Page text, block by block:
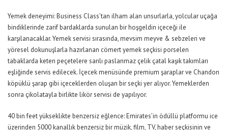
Yemek deneyimi: Business Class’tan ilham alan unsurlarla, yolcular uçağa
bindiklerinde zarif bardaklarda sunulan bir hoşgeldin içeceği ile
karşılanacaklar. Yemek servisi sırasında, mevsim meyve & sebzeleri ve
yöresel dokunuşlarla hazırlanan cömert yemek seçkisi porselen
tabaklarda keten peçetelere sarılı paslanmaz çelik çatal kaşık takımları
eşliğinde servis edilecek. İçecek menüsünde premium şaraplar ve Chandon
köpüklü şarap gibi içeceklerden oluşan bir seçki yer alıyor. Yemeklerden
sonra çikolatayla birlikte likör servisi de yapılıyor.
40 bin feet yükseklikte benzersiz eğlence: Emirates’in ödüllü platformu ice
üzerinden 5000 kanallık benzersiz bir müzik, film, TV, haber seçkisinin ve